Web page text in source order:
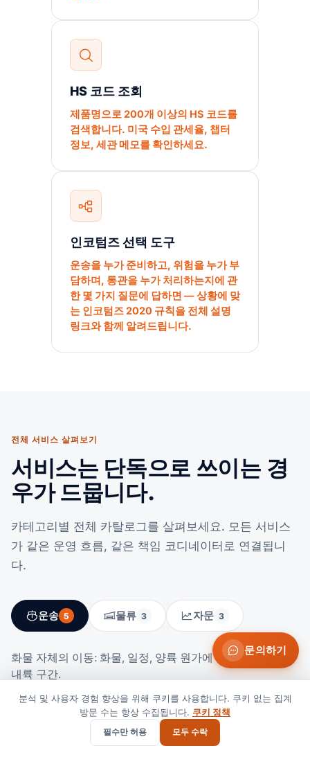
HS 코드 조회
제품명으로 200개 이상의 HS 코드를
검색합니다. 미국 수입 관세율, 챕터
정보, 세관 메모를 확인하세요.
인코텀즈 선택 도구
운송을 누가 준비하고, 위험을 누가 부
담하며, 통관을 누가 처리하는지에 관
한 몇 가지 질문에 답하면 — 상황에 맞
는 인코텀즈 2020 규칙을 전체 설명
링크와 함께 알려드립니다.
전체 서비스 살펴보기
서비스는 단독으로 쓰이는 경
우가 드뭅니다.
카테고리별 전체 카탈로그를 살펴보세요. 모든 서비스
가 같은 운영 흐름, 같은 책임 코디네이터로 연결됩니
다.
운송 5 물류 3 자문 3
화물 자체의 이동: 화물, 일정, 양륙 원가에 맞춘 해상, 항공,
내륙 구간.
글로벌 화물 운송
엔드투엔드 문전 조율.
문의하기
분석 및 사용자 경험 향상을 위해 쿠키를 사용합니다. 쿠키 없는 집계
방문 수는 항상 수집됩니다. 쿠키 정책
필수만 허용 모두 수락